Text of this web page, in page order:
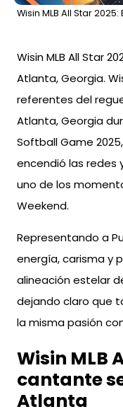
Wisin MLB All Star
Wisin MLB All Star
Atlanta, Georgia.
referentes del
Atlanta, Georgia
Softball Game
encendió las redes
uno de los
Weekend.
Representando a
energía, carisma y
alineación estelar
dejando claro que
la misma pasión
Wisin MLB
cantante
Atlanta